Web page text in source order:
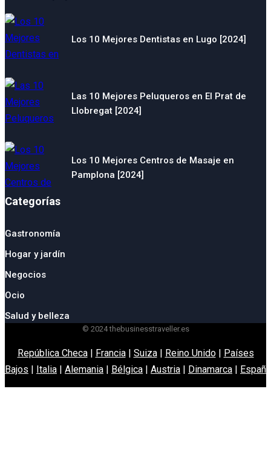
Los 10 Mejores Dentistas en Lugo [2024]
Las 10 Mejores Peluqueros en El Prat de
Llobregat [2024]
Los 10 Mejores Centros de Masaje en
Pamplona [2024]
Categorías
Gastronomía
Hogar y jardín
Negocios
Ocio
Salud y belleza
© 2024 thebusinesstraveller.es
República Checa| Francia| Suiza| Reino Unido| Países
Bajos | Italia | Alemania | Bélgica | Austria | Dinamarca | España